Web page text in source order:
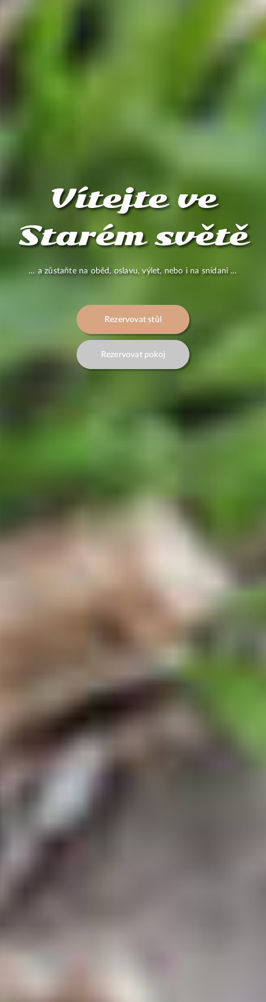
Vítejte ve
Starém světě
… a zůstaňte na oběd, oslavu, výlet, nebo i na snídani …
Rezervovat stůl
Rezervovat pokoj